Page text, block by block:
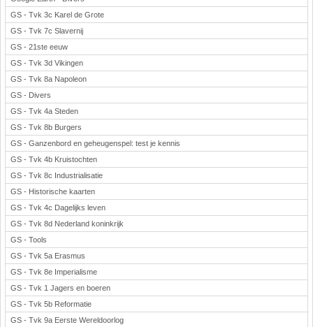
GS - Tvk 3c Karel de Grote
GS - Tvk 7c Slavernij
GS - 21ste eeuw
GS - Tvk 3d Vikingen
GS - Tvk 8a Napoleon
GS - Divers
GS - Tvk 4a Steden
GS - Tvk 8b Burgers
GS - Ganzenbord en geheugenspel: test je kennis
GS - Tvk 4b Kruistochten
GS - Tvk 8c Industrialisatie
GS - Historische kaarten
GS - Tvk 4c Dagelijks leven
GS - Tvk 8d Nederland koninkrijk
GS - Tools
GS - Tvk 5a Erasmus
GS - Tvk 8e Imperialisme
GS - Tvk 1 Jagers en boeren
GS - Tvk 5b Reformatie
GS - Tvk 9a Eerste Wereldoorlog